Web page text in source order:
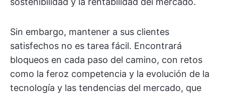
Sin embargo, mantener a sus clientes
satisfechos no es tarea fácil. Encontrará
bloqueos en cada paso del camino, con retos
como la feroz competencia y la evolución de la
tecnología y las tendencias del mercado, que